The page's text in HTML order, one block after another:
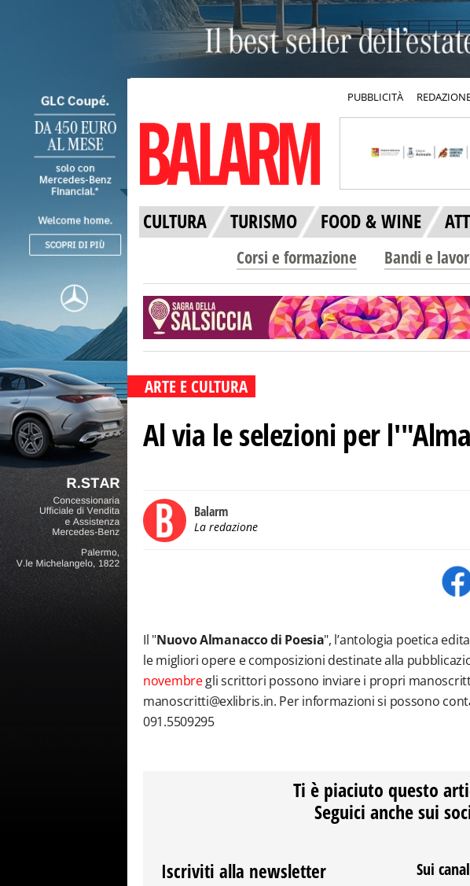
PUBBLICITÀ
CULTURA TURISMO FOOD & WINE
Corsi e formazione Bandi e
ARTE E CULTURA
Al via le selezioni per
Balarm
La redazione
Il "Nuovo Almanacco di Poesia", l’antologia poetica
le migliori opere e composizioni destinate alla
novembregli scrittori possono inviare i propri
manoscritti@exlibris.in. Per informazioni si possono
091.5509295
Ti è piaciuto questo
Seguici anche sui
Iscriviti alla newsletter Sui